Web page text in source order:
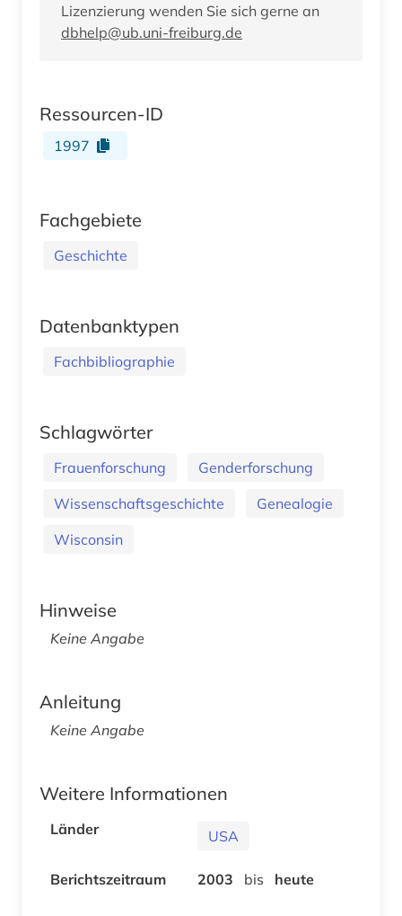
Lizenzierung wenden Sie sich gerne an
dbhelp@ub.uni-freiburg.de
Ressourcen-ID
1997
Fachgebiete
Geschichte
Datenbanktypen
Fachbibliographie
Schlagwörter
Frauenforschung
Genderforschung
Wissenschaftsgeschichte
Genealogie
Wisconsin
Hinweise
Keine Angabe
Anleitung
Keine Angabe
Weitere Informationen
Länder USA
Berichtszeitraum 2003 bis heute